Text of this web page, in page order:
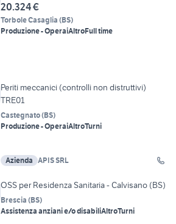
20.324 €
Torbole Casaglia (BS)
Produzione - OperaiAltroFull time
Periti meccanici (controlli non distruttivi)
TRE01
Castegnato(BS)
Produzione - OperaiAltroTurni
Azienda APIS SRL
OSS per Residenza Sanitaria - Calvisano (BS)
Brescia (BS)
Assistenza anziani e/o disabiliAltroTurni